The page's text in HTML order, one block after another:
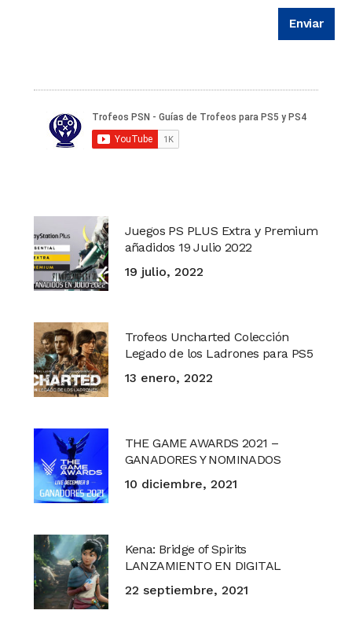
Juegos PS PLUS Extra y Premium
añadidos 19 Julio 2022
19 julio, 2022
Trofeos Uncharted Colección
Legado de los Ladrones para PS5
13 enero, 2022
THE GAME AWARDS 2021 –
GANADORES Y NOMINADOS
10 diciembre, 2021
Kena: Bridge of Spirits
LANZAMIENTO EN DIGITAL
22 septiembre, 2021